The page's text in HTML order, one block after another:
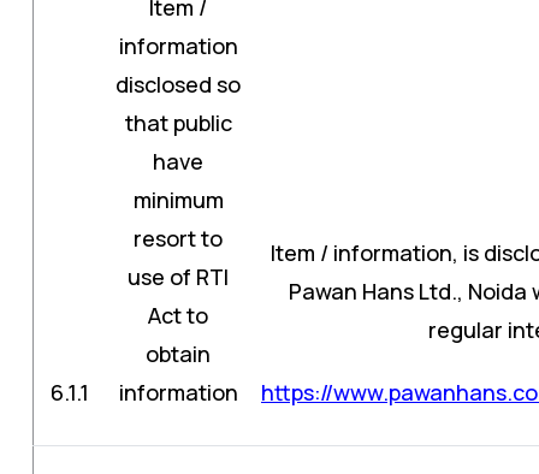
6.1.1
Item /
information
disclosed so
that public
have
minimum
resort to
use of RTI
Act to
obtain
information
Item / information, is
Pawan Hans Ltd.,
regular
https://